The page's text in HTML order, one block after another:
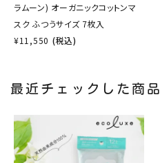
ラムーン) オーガニックコットンマ
スク ふつうサイズ 7枚入
¥11,550 (税込)
最近チェックした商品